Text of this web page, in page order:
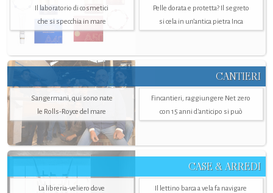
Il laboratorio di cosmetici
che si specchia in mare
Pelle dorata e protetta? Il segreto
si cela in un’antica pietra Inca
CANTIERI
Sangermani, qui sono nate
le Rolls-Royce del mare
Fincantieri, raggiungere Net zero
con 15 anni d'anticipo si può
CASE & ARREDI
La libreria-veliero dove
Il lettino barca a vela fa navigare